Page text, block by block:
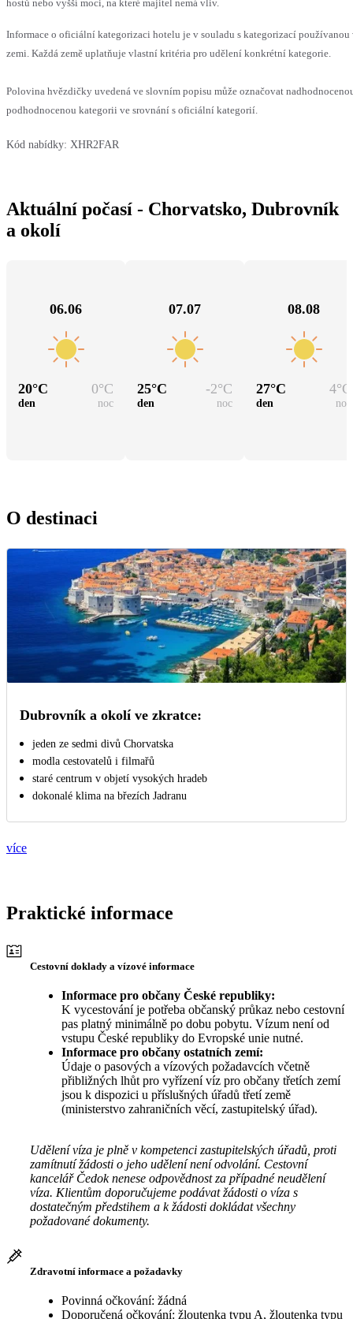
hostů nebo vyšší moci, na které majitel nemá vliv.
Informace o oficiální kategorizaci hotelu je v souladu s kategorizací používanou
zemi. Každá země uplatňuje vlastní kritéria pro udělení konkrétní kategorie.
Polovina hvězdičky uvedená ve slovním popisu může označovat
podhodnocenou kategorii ve srovnání s oficiální kategorií.
Kód nabídky: XHR2FAR
Aktuální počasí - Chorvatsko, Dubrovník
a okolí
06.06
20°C 0°C
den noc
07.07
25°C -2°C
den noc
08.08
27°C 4°C
den noc
O destinaci
Dubrovník a okolí ve zkratce:
jeden ze sedmi divů Chorvatska
modla cestovatelů i filmařů
staré centrum v objetí vysokých hradeb
dokonalé klima na březích Jadranu
více
Praktické informace
Cestovní doklady a vízové informace
Informace pro občany České republiky:
K vycestování je potřeba občanský průkaz nebo cestovní
pas platný minimálně po dobu pobytu. Vízum není od
vstupu České republiky do Evropské unie nutné.
Informace pro občany ostatních zemí:
Údaje o pasových a vízových požadavcích včetně
přibližných lhůt pro vyřízení víz pro občany třetích zemí
jsou k dispozici u příslušných úřadů třetí země
(ministerstvo zahraničních věcí, zastupitelský úřad).
Udělení víza je plně v kompetenci zastupitelských úřadů, proti
zamítnutí žádosti o jeho udělení není odvolání. Cestovní
kancelář Čedok nenese odpovědnost za případné neudělení
víza. Klientům doporučujeme podávat žádosti o víza s
dostatečným předstihem a k žádosti dokládat všechny
požadované dokumenty.
Zdravotní informace a požadavky
Povinná očkování: žádná
Doporučená očkování: žloutenka typu A, žloutenka typu